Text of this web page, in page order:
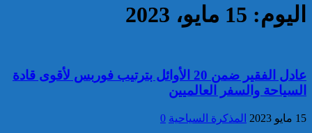
تقديم 17 موقوفا على أنظار النيابة
العامة لدى محكمة الاستئناف
بالقنيطرة على إثر الأحداث التي
اليوم: 15 مايو، 2023
عادل الفقير ضمن 20 الأوائل بترتيب فوربس لأقوى قادة
السياحة والسفر العالميين
15 مايو 2023 المذكرة السياحية 0